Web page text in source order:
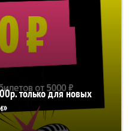
только для новых